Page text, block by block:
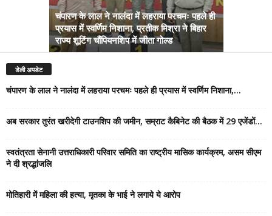
चंपारण के लाल ने नालंदा में लहराया परचमः पहले ही
प्रयास में स्वर्णिम निशाना, प्रतीक मिश्रा ने बिहार
राज्य शूटिंग चौंपियनशिप में जीता गोल्ड
डेली अपडेट
चंपारण के लाल ने नालंदा में लहराया परचमः पहले ही प्रयास में स्वर्णिम निशाना,...
अब सरकार तुरंत खरीदेगी टाउनशिप की जमीन, सम्राट कैबिनेट की बैठक में 29 एजेंडों...
स्वतंत्रता सेनानी उत्तराधिकारी परिवार समिति का राष्ट्रीय मासिक कार्यक्रम, असम सीएम
ने दी श्रद्धांजलि
मोतिहारी में महिला की हत्या, मृतका के भाई ने लगाये ये आरोप